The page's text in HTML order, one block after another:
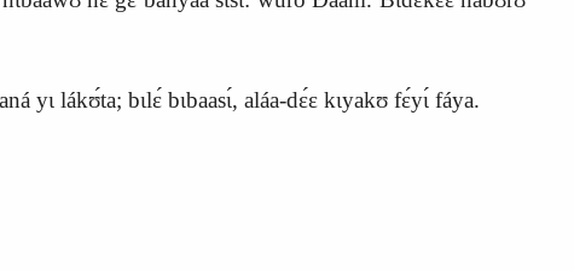
yɩ lákʊ́ta; bɩlɛ́ bɩbaasɩ́, aláa-dɛ́ɛ kɩyakʊ fɛ́yɩ́ fáya.